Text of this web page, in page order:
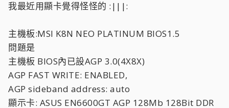
我最近用顯卡覺得怪怪的 :|||:
主機板:MSI K8N NEO PLATINUM BIOS1.5
問題是
主機板 BIOS內已設AGP 3.0(4X8X)
AGP FAST WRITE: ENABLED,
AGP sideband address: auto
顯示卡: ASUS EN6600GT AGP 128Mb 128Bit DDR